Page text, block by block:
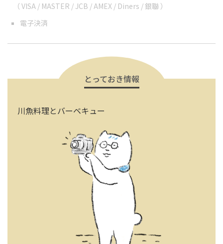
（ VISA / MASTER / JCB / AMEX / Diners / 銀聯 ）
電子決済
川魚料理とバーベキュー
とっておき情報